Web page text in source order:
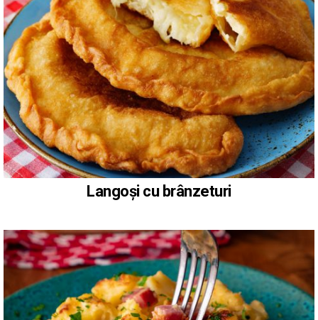
Langoși cu brânzeturi